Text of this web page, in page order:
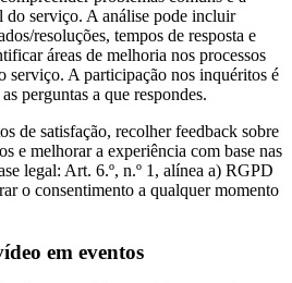
do serviço. A análise pode incluir
resoluções, tempos de resposta e
áreas de melhoria nos processos
serviço. A participação nos inquéritos é
perguntas a que respondes.
de satisfação, recolher feedback sobre
e melhorar a experiência com base nas
legal: Art. 6.º, n.º 1, alínea a) RGPD
o consentimento a qualquer momento
em eventos